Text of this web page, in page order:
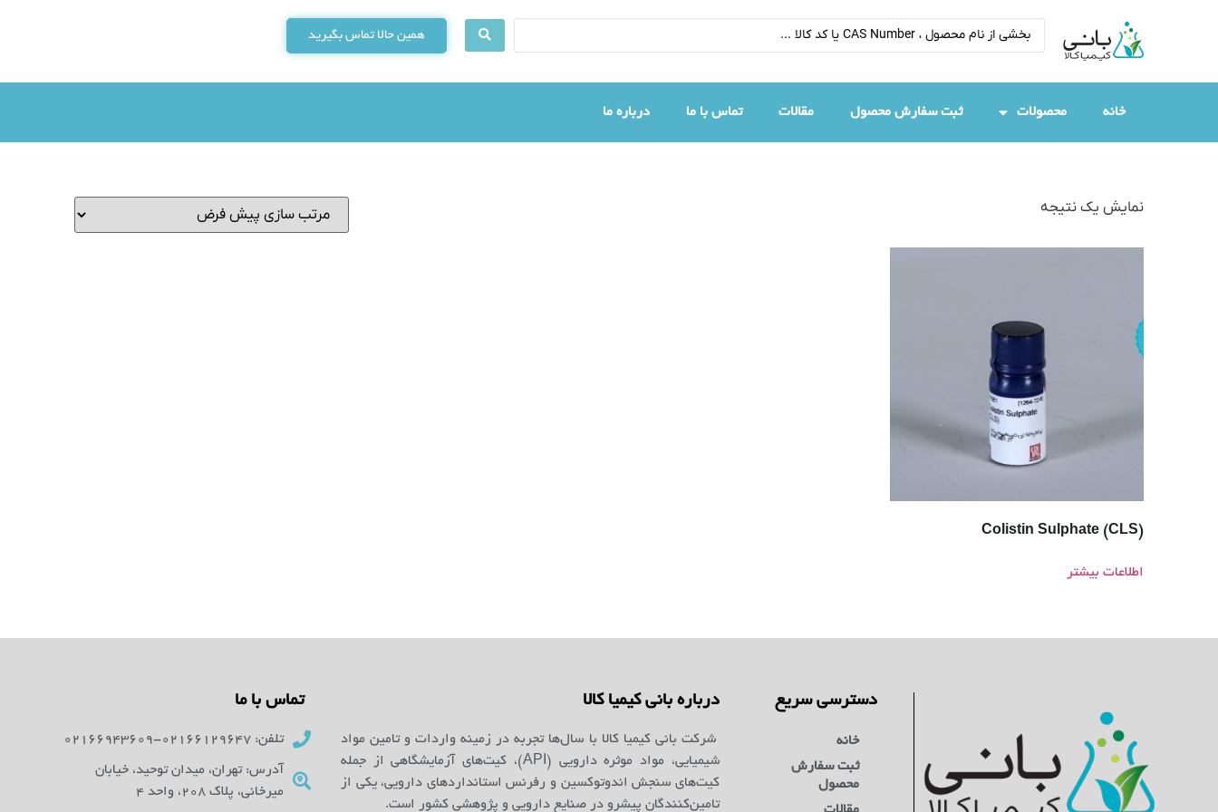
همین حالا تماس بگیرید
خانه محصولات ثبت سفارش محصول مقالات تماس با ما درباره ما
نمایش یک نتیجه
Colistin Sulphate (CLS)
اطلاعات بیشتر
دسترسی سریع
خانه
ثبت سفارش
محصول
درباره بانی کیمیا کالا
شرکت بانی کیمیا کالا با سال‌ها تجربه در زمینه واردات و تامین مواد
شیمیایی، مواد موثره دارویی (API)، کیت‌های آزمایشگاهی از جمله
کیت‌های سنجش اندوتوکسین و رفرنس استانداردهای دارویی، یکی از
تامین‌کنندگان پیشرو در صنایع دارویی و پژوهشی کشور است.
تماس با ما
تلفن: 02166129647-02166943609
آدرس: تهران، میدان توحید، خیابان
میرخانی، پلاک 208، واحد 4